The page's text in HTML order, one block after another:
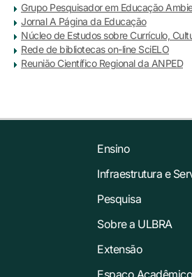
Grupo Pesquisador em Educação
Jornal A Página da Educação
Núcleo de Estudos sobre Currículo,
Rede de bibliotecas on-line SciELO
Reunião Científico Regional da ANPED
Ensino
Infraestrutura e
Pesquisa
Sobre a ULBRA
Extensão
Espaço Acadêmico